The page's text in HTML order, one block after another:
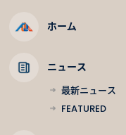
ホーム
ニュース
最新ニュース
FEATURED